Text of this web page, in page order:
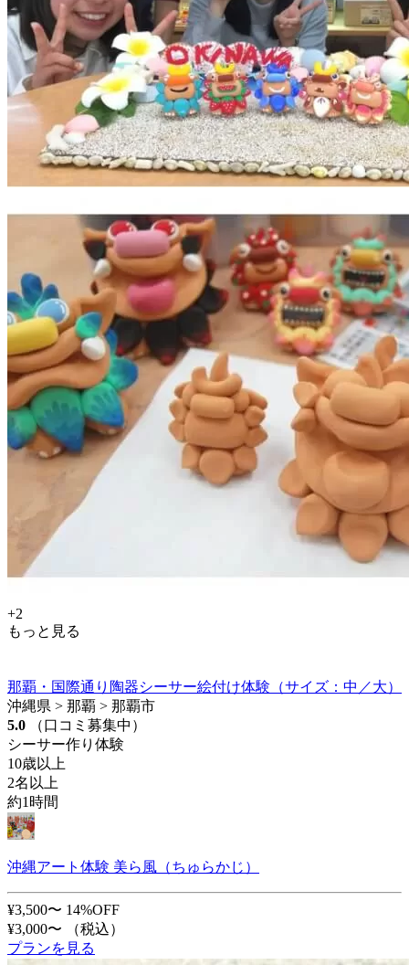
+2
もっと見る
那覇・国際通り陶器シーサー絵付け体験（サイズ：中／大）
沖縄県 > 那覇 > 那覇市
5.0
（口コミ募集中）
シーサー作り体験
10歳以上
2名以上
約1時間
沖縄アート体験 美ら風（ちゅらかじ）
¥3,500〜 14%OFF
¥3,000〜
（税込）
プランを見る